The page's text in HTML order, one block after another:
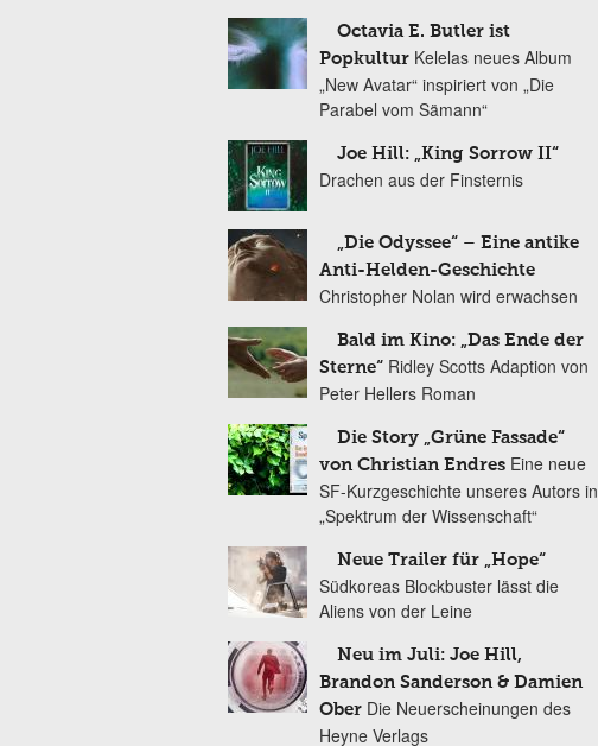
Octavia E. Butler ist
Popkultur Kelelas neues Album
„New Avatar“ inspiriert von „Die
Parabel vom Sämann“
Joe Hill: „King Sorrow II“
Drachen aus der Finsternis
„Die Odyssee“ – Eine antike
Anti-Helden-Geschichte
Christopher Nolan wird erwachsen
Bald im Kino: „Das Ende der
Sterne“ Ridley Scotts Adaption von
Peter Hellers Roman
Die Story „Grüne Fassade“
von Christian Endres Eine neue
SF-Kurzgeschichte unseres Autors in
„Spektrum der Wissenschaft“
Neue Trailer für „Hope“
Südkoreas Blockbuster lässt die
Aliens von der Leine
Neu im Juli: Joe Hill,
Brandon Sanderson & Damien
Ober Die Neuerscheinungen des
Heyne Verlags